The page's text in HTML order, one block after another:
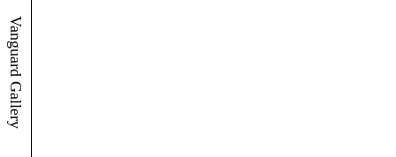
Vanguard Gallery